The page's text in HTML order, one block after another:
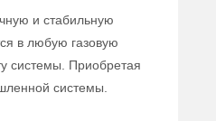
и стабильную
в любую газовую
системы. Приобретая
системы.